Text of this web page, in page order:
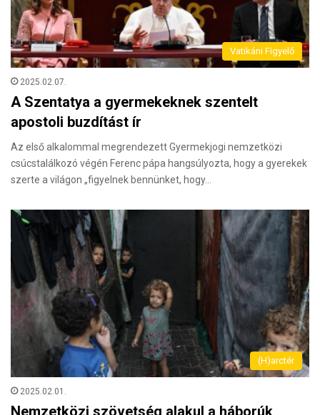
Vatikáni Figyelő
2025.02.07.
A Szentatya a gyermekeknek szentelt
apostoli buzdítást ír
Az első alkalommal megrendezett Gyermekjogi nemzetközi
csúcstalálkozó végén Ferenc pápa hangsúlyozta, hogy a gyerekek
szerte a világon „figyelnek bennünket, hogy…
(H)arctér
2025.02.01.